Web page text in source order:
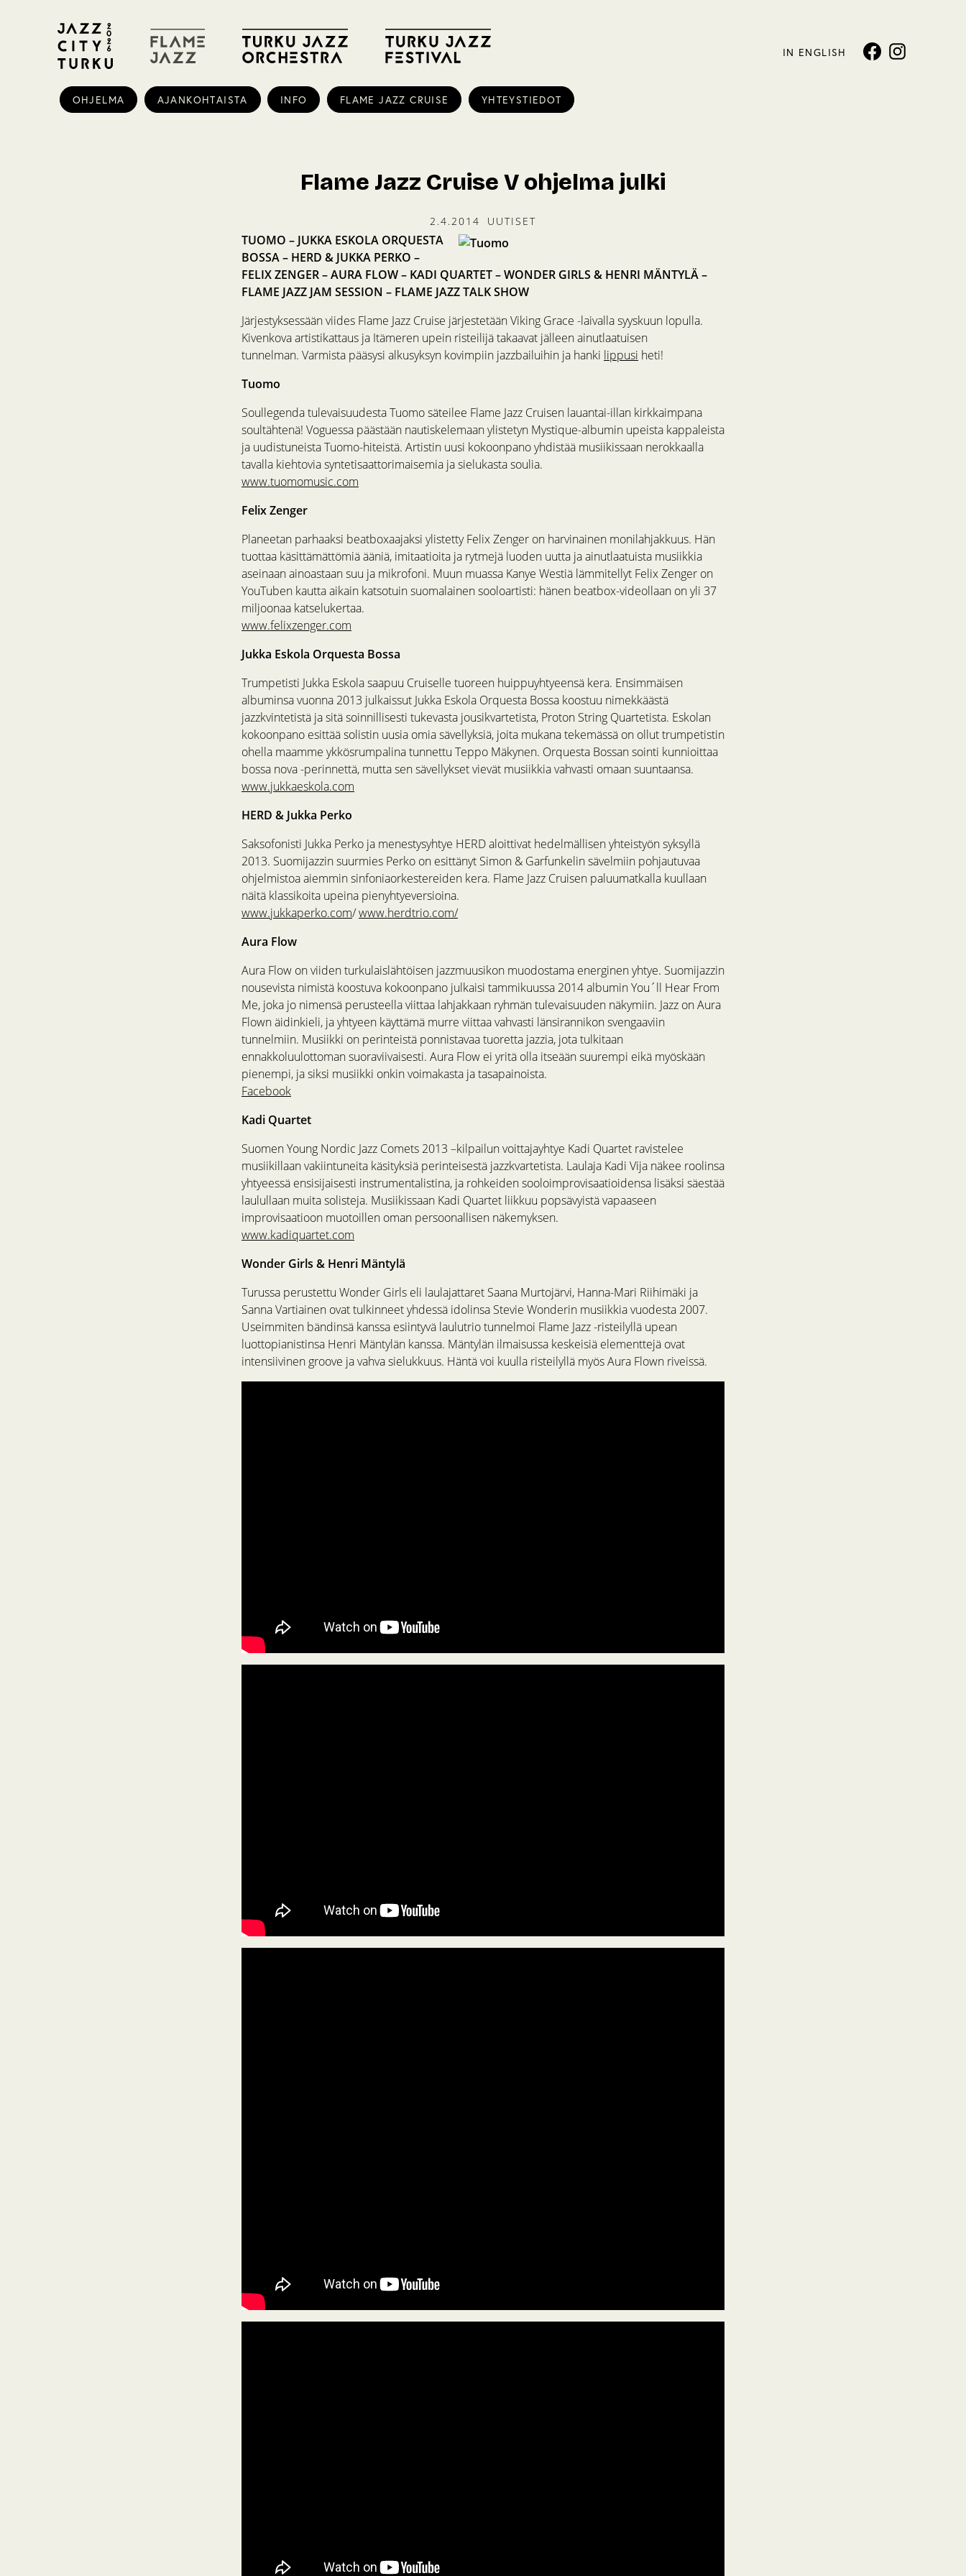
IN ENGLISH
OHJELMA AJANKOHTAISTA INFO FLAME JAZZ CRUISE YHTEYSTIEDOT
Flame Jazz Cruise V ohjelma julki
2.4.2014 UUTISET
TUOMO – JUKKA ESKOLA ORQUESTA
BOSSA – HERD & JUKKA PERKO –
FELIX ZENGER – AURA FLOW – KADI QUARTET – WONDER GIRLS & HENRI MÄNTYLÄ –
FLAME JAZZ JAM SESSION – FLAME JAZZ TALK SHOW
Järjestyksessään viides Flame Jazz Cruise järjestetään Viking Grace -laivalla syyskuun lopulla.
Kivenkova artistikattaus ja Itämeren upein risteilijä takaavat jälleen ainutlaatuisen
tunnelman. Varmista pääsysi alkusyksyn kovimpiin jazzbailuihin ja hanki lippusi heti!
Tuomo
Soullegenda tulevaisuudesta Tuomo säteilee Flame Jazz Cruisen lauantai-illan kirkkaimpana
soultähtenä! Voguessa päästään nautiskelemaan ylistetyn Mystique-albumin upeista kappaleista
ja uudistuneista Tuomo-hiteistä. Artistin uusi kokoonpano yhdistää musiikissaan nerokkaalla
tavalla kiehtovia syntetisaattorimaisemia ja sielukasta soulia.
www.tuomomusic.com
Felix Zenger
Planeetan parhaaksi beatboxaajaksi ylistetty Felix Zenger on harvinainen monilahjakkuus. Hän
tuottaa käsittämättömiä ääniä, imitaatioita ja rytmejä luoden uutta ja ainutlaatuista musiikkia
aseinaan ainoastaan suu ja mikrofoni. Muun muassa Kanye Westiä lämmitellyt Felix Zenger on
YouTuben kautta aikain katsotuin suomalainen sooloartisti: hänen beatbox-videollaan on yli 37
miljoonaa katselukertaa.
www.felixzenger.com
Jukka Eskola Orquesta Bossa
Trumpetisti Jukka Eskola saapuu Cruiselle tuoreen huippuyhtyeensä kera. Ensimmäisen
albuminsa vuonna 2013 julkaissut Jukka Eskola Orquesta Bossa koostuu nimekkäästä
jazzkvintetistä ja sitä soinnillisesti tukevasta jousikvartetista, Proton String Quartetista. Eskolan
kokoonpano esittää solistin uusia omia sävellyksiä, joita mukana tekemässä on ollut trumpetistin
ohella maamme ykkösrumpalina tunnettu Teppo Mäkynen. Orquesta Bossan sointi kunnioittaa
bossa nova -perinnettä, mutta sen sävellykset vievät musiikkia vahvasti omaan suuntaansa.
www.jukkaeskola.com
HERD & Jukka Perko
Saksofonisti Jukka Perko ja menestysyhtye HERD aloittivat hedelmällisen yhteistyön syksyllä
2013. Suomijazzin suurmies Perko on esittänyt Simon & Garfunkelin sävelmiin pohjautuvaa
ohjelmistoa aiemmin sinfoniaorkestereiden kera. Flame Jazz Cruisen paluumatkalla kuullaan
näitä klassikoita upeina pienyhtyeversioina.
www.jukkaperko.com/www.herdtrio.com/
Aura Flow
Aura Flow on viiden turkulaislähtöisen jazzmuusikon muodostama energinen yhtye. Suomijazzin
nousevista nimistä koostuva kokoonpano julkaisi tammikuussa 2014 albumin You´ll Hear From
Me, joka jo nimensä perusteella viittaa lahjakkaan ryhmän tulevaisuuden näkymiin. Jazz on Aura
Flown äidinkieli, ja yhtyeen käyttämä murre viittaa vahvasti länsirannikon svengaaviin
tunnelmiin. Musiikki on perinteistä ponnistavaa tuoretta jazzia, jota tulkitaan
ennakkoluulottoman suoraviivaisesti. Aura Flow ei yritä olla itseään suurempi eikä myöskään
pienempi, ja siksi musiikki onkin voimakasta ja tasapainoista.
Facebook
Kadi Quartet
Suomen Young Nordic Jazz Comets 2013 –kilpailun voittajayhtye Kadi Quartet ravistelee
musiikillaan vakiintuneita käsityksiä perinteisestä jazzkvartetista. Laulaja Kadi Vija näkee roolinsa
yhtyeessä ensisijaisesti instrumentalistina, ja rohkeiden sooloimprovisaatioidensa lisäksi säestää
laulullaan muita solisteja. Musiikissaan Kadi Quartet liikkuu popsävyistä vapaaseen
improvisaatioon muotoillen oman persoonallisen näkemyksen.
www.kadiquartet.com
Wonder Girls & Henri Mäntylä
Turussa perustettu Wonder Girls eli laulajattaret Saana Murtojärvi, Hanna-Mari Riihimäki ja
Sanna Vartiainen ovat tulkinneet yhdessä idolinsa Stevie Wonderin musiikkia vuodesta 2007.
Useimmiten bändinsä kanssa esiintyvä laulutrio tunnelmoi Flame Jazz -risteilyllä upean
luottopianistinsa Henri Mäntylän kanssa. Mäntylän ilmaisussa keskeisiä elementtejä ovat
intensiivinen groove ja vahva sielukkuus. Häntä voi kuulla risteilyllä myös Aura Flown riveissä.